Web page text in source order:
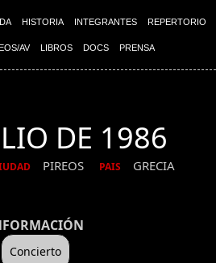
HISTORIA INTEGRANTES REPERTORIO
AV LIBROS DOCS PRENSA
DE 1986
PIREOS PAIS GRECIA
Concierto